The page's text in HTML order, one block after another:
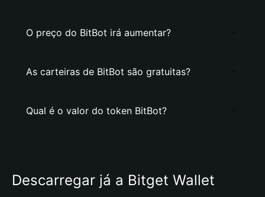
O preço do BitBot irá aumentar?
As carteiras de BitBot são gratuitas?
Qual é o valor do token BitBot?
Descarregar já a Bitget Wallet